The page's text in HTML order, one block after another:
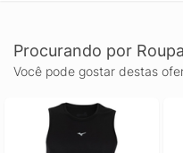
Procurando por
Você pode gostar destas